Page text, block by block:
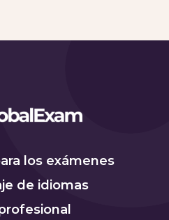
los exámenes
de idiomas